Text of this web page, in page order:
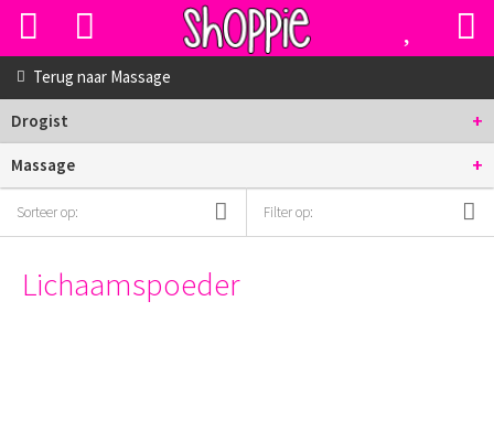
Terug naar Massage
Drogist +
Massage +
Sorteer op: Filter op:
Lichaamspoeder